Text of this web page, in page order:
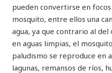
pueden convertirse en
mosquito, entre ellos una
agua, ya que contrario al
en aguas limpias, el
paludismo se reproduce en
lagunas, remansos de ríos,